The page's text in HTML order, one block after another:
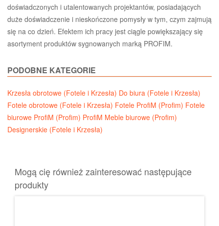
doświadczonych i utalentowanych projektantów, posiadających
duże doświadczenie i nieskończone pomysły w tym, czym zajmują
się na co dzień. Efektem ich pracy jest ciągle powiększający się
asortyment produktów sygnowanych marką PROFIM.
PODOBNE KATEGORIE
Krzesła obrotowe (Fotele i Krzesła) Do biura (Fotele i Krzesła)
Fotele obrotowe (Fotele i Krzesła) Fotele ProfiM (Profim) Fotele
biurowe ProfiM (Profim) ProfiM Meble biurowe (Profim)
Designerskie (Fotele i Krzesła)
Mogą cię również zainteresować następujące
produkty